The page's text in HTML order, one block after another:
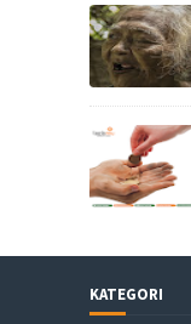
KATEGORI